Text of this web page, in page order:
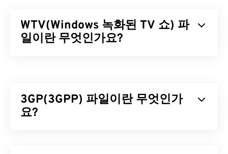
WTV(Windows 녹화된 TV 쇼) 파
일이란 무엇인가요?
MPEG-4로, 오디오를MPEG-1 Layer II또는 Dolby
Digital AC-3
3GP(3GPP) 파일이란 무엇인가
요?